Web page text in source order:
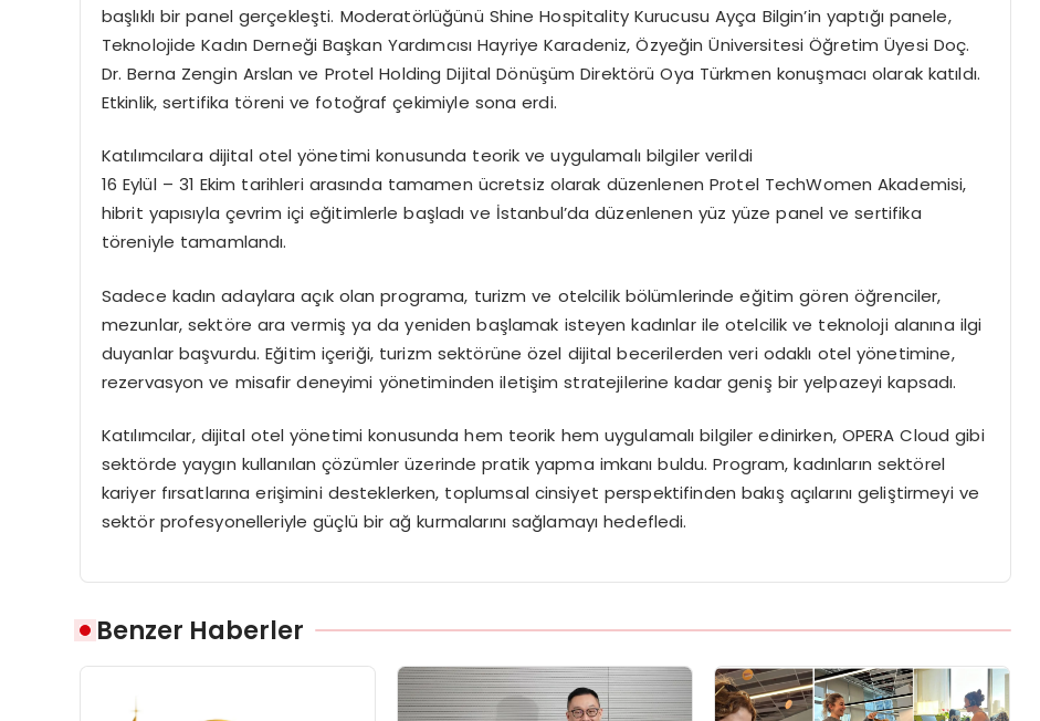
başlıklı bir panel gerçekleşti. Moderatörlüğünü Shine Hospitality Kurucusu Ayça Bilgin’in yaptığı panele,
Teknolojide Kadın Derneği Başkan Yardımcısı Hayriye Karadeniz, Özyeğin Üniversitesi Öğretim Üyesi Doç.
Dr. Berna Zengin Arslan ve Protel Holding Dijital Dönüşüm Direktörü Oya Türkmen konuşmacı olarak katıldı.
Etkinlik, sertifika töreni ve fotoğraf çekimiyle sona erdi.
Katılımcılara dijital otel yönetimi konusunda teorik ve uygulamalı bilgiler verildi
16 Eylül – 31 Ekim tarihleri arasında tamamen ücretsiz olarak düzenlenen Protel TechWomen Akademisi,
hibrit yapısıyla çevrim içi eğitimlerle başladı ve İstanbul’da düzenlenen yüz yüze panel ve sertifika
töreniyle tamamlandı.
Sadece kadın adaylara açık olan programa, turizm ve otelcilik bölümlerinde eğitim gören öğrenciler,
mezunlar, sektöre ara vermiş ya da yeniden başlamak isteyen kadınlar ile otelcilik ve teknoloji alanına ilgi
duyanlar başvurdu. Eğitim içeriği, turizm sektörüne özel dijital becerilerden veri odaklı otel yönetimine,
rezervasyon ve misafir deneyimi yönetiminden iletişim stratejilerine kadar geniş bir yelpazeyi kapsadı.
Katılımcılar, dijital otel yönetimi konusunda hem teorik hem uygulamalı bilgiler edinirken, OPERA Cloud gibi
sektörde yaygın kullanılan çözümler üzerinde pratik yapma imkanı buldu. Program, kadınların sektörel
kariyer fırsatlarına erişimini desteklerken, toplumsal cinsiyet perspektifinden bakış açılarını geliştirmeyi ve
sektör profesyonelleriyle güçlü bir ağ kurmalarını sağlamayı hedefledi.
Benzer Haberler